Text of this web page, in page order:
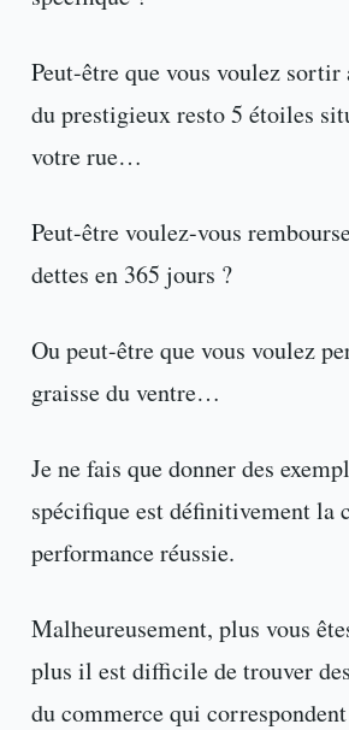
Peut-être que vous voulez sortir
du prestigieux resto 5 étoiles
votre rue…
Peut-être voulez-vous
dettes en 365 jours ?
Ou peut-être que vous voulez
graisse du ventre…
Je ne fais que donner des
spécifique est définitivement la
performance réussie.
Malheureusement, plus vous
plus il est difficile de trouver
du commerce qui